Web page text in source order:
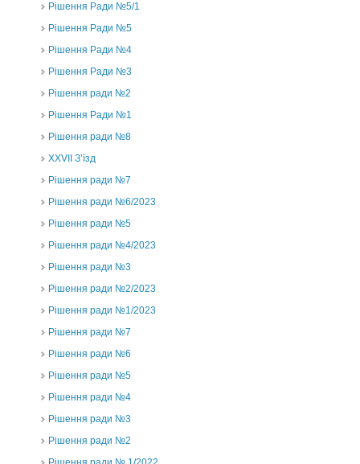
Рішення Ради №5/1
Рішення Ради №5
Рішення Ради №4
Рішення Ради №3
Рішення ради №2
Рішення Ради №1
Рішення ради №8
ХХVII З’їзд
Рішення ради №7
Рішення ради №6/2023
Рішення ради №5
Рішення ради №4/2023
Рішення ради №3
Рішення ради №2/2023
Рішення ради №1/2023
Рішення ради №7
Рішення ради №6
Рішення ради №5
Рішення ради №4
Рішення ради №3
Рішення ради №2